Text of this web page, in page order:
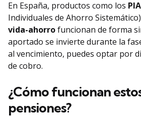
En España, productos como los
Individuales de Ahorro
vida-ahorrofuncionan de forma
aportado se invierte durante la
al vencimiento, puedes optar por
de cobro.
¿Cómo funcionan
pensiones?